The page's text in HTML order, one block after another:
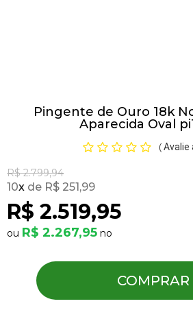
Pingente de Ouro 18k
Aparecida Oval
( Avalie
R$ 2.799,94
R$ 2.519,95
10x R$ 251,99
R$ 2.267,95
COMPRAR
Pedras Preciosas
OFERTAS